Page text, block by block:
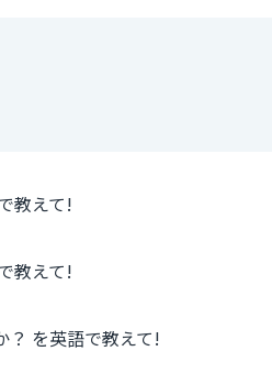
教えて!
教えて!
？ を英語で教えて!